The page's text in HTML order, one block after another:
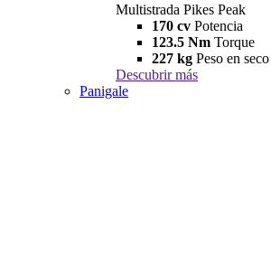
Multistrada Pikes Peak
170 cv Potencia
123.5 Nm Torque
227 kg Peso en seco
Descubrir más
Panigale